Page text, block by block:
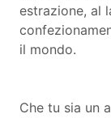
estrazione, al
il mondo.
Che tu sia un